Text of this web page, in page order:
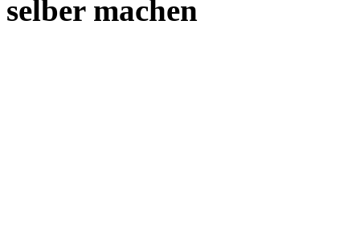
selber machen